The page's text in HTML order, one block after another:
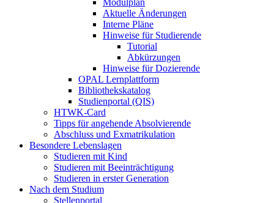
Aktuelle Änderungen
Interne Pläne
Hinweise für Studierende
Tutorial
Abkürzungen
Hinweise für Dozierende
OPAL Lernplattform
Bibliothekskatalog
Studienportal (QIS)
HTWK-Card
Tipps für angehende Absolvierende
Abschluss und Exmatrikulation
Besondere Lebenslagen
Studieren mit Kind
Studieren mit Beeinträchtigung
Studieren in erster Generation
Nach dem Studium
Stellenportal